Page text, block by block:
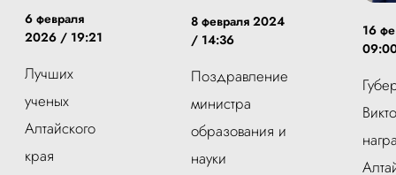
6 февраля
2026 / 19:21
Лучших
ученых
Алтайского
края
8 февраля 2024
/ 14:36
Поздравление
министра
образования и
науки
16